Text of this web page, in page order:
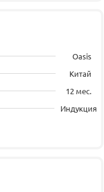
Oasis
Китай
12 мес.
Индукция